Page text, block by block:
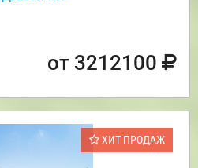
от 3212100
ХИТ ПРОДАЖ